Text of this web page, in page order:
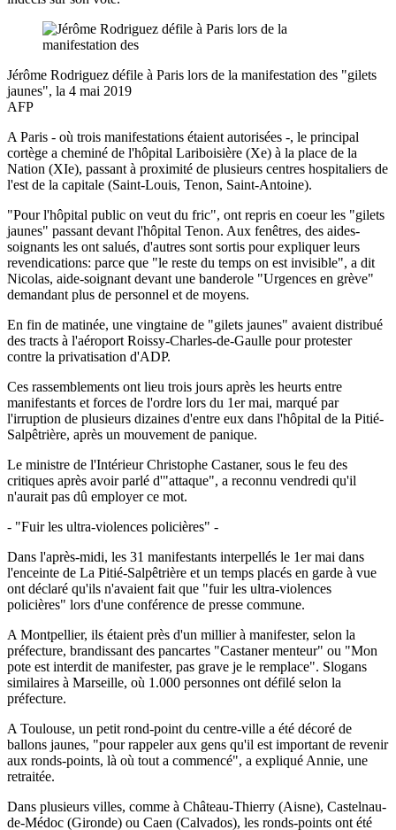
Jérôme Rodriguez défile à Paris lors de la manifestation des "gilets
jaunes", la 4 mai 2019
AFP
A Paris - où trois manifestations étaient autorisées -, le principal
cortège a cheminé de l'hôpital Lariboisière (Xe) à la place de la
Nation (XIe), passant à proximité de plusieurs centres hospitaliers de
l'est de la capitale (Saint-Louis, Tenon, Saint-Antoine).
"Pour l'hôpital public on veut du fric", ont repris en coeur les "gilets
jaunes" passant devant l'hôpital Tenon. Aux fenêtres, des aides-
soignants les ont salués, d'autres sont sortis pour expliquer leurs
revendications: parce que "le reste du temps on est invisible", a dit
Nicolas, aide-soignant devant une banderole "Urgences en grève"
demandant plus de personnel et de moyens.
En fin de matinée, une vingtaine de "gilets jaunes" avaient distribué
des tracts à l'aéroport Roissy-Charles-de-Gaulle pour protester
contre la privatisation d'ADP.
Ces rassemblements ont lieu trois jours après les heurts entre
manifestants et forces de l'ordre lors du 1er mai, marqué par
l'irruption de plusieurs dizaines d'entre eux dans l'hôpital de la Pitié-
Salpêtrière, après un mouvement de panique.
Le ministre de l'Intérieur Christophe Castaner, sous le feu des
critiques après avoir parlé d'"attaque", a reconnu vendredi qu'il
n'aurait pas dû employer ce mot.
- "Fuir les ultra-violences policières" -
Dans l'après-midi, les 31 manifestants interpellés le 1er mai dans
l'enceinte de La Pitié-Salpêtrière et un temps placés en garde à vue
ont déclaré qu'ils n'avaient fait que "fuir les ultra-violences
policières" lors d'une conférence de presse commune.
A Montpellier, ils étaient près d'un millier à manifester, selon la
préfecture, brandissant des pancartes "Castaner menteur" ou "Mon
pote est interdit de manifester, pas grave je le remplace". Slogans
similaires à Marseille, où 1.000 personnes ont défilé selon la
préfecture.
A Toulouse, un petit rond-point du centre-ville a été décoré de
ballons jaunes, "pour rappeler aux gens qu'il est important de revenir
aux ronds-points, là où tout a commencé", a expliqué Annie, une
retraitée.
Dans plusieurs villes, comme à Château-Thierry (Aisne), Castelnau-
de-Médoc (Gironde) ou Caen (Calvados), les ronds-points ont été